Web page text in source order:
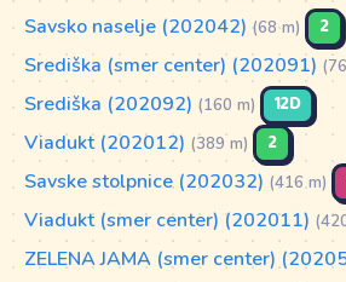
Savsko naselje (202042) (68 m) 2
Središka (smer center) (202091)
Središka (202092) (160 m) 12D
Viadukt (202012) (389 m) 2
Savske stolpnice (202032) (416 m)
Viadukt (smer center) (202011)
ZELENA JAMA (smer center)